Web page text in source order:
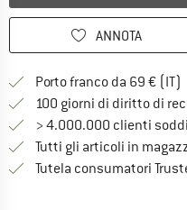
ANNOTA
Porto franco da 69 € (IT)
100 giorni di diritto di
> 4.000.000 clienti
Tutti gli articoli in
Tutela consumatori